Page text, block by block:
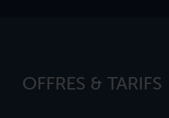
OFFRES & TARIFS